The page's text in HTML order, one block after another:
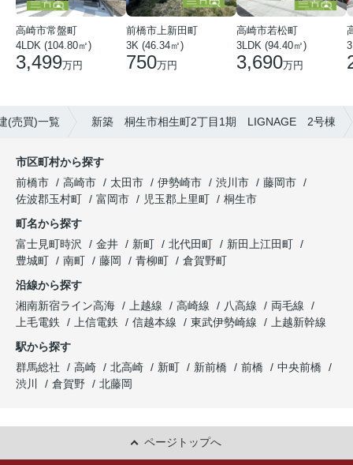
高崎市常盤町
4LDK (104.80㎡)
3,499万円
前橋市上新田町
3K (46.34㎡)
750万円
高崎市若松町
3LDK (94.40㎡)
3,690万円
(売買)一覧 新築 桐生市相生町2丁目1期 LIGNAGE 2号棟
市区町村から探す
前橋市
高崎市 太田市 伊勢崎市 渋川市
藤岡市
佐波郡玉村町
富岡市 児玉郡上里町
桐生市
町名から探す
富士見町時沢
金井 新町 北代田町
新田上江田町
豊城町
南町 藤岡 青柳町
倉賀野町
沿線から探す
湘南新宿ライン高海
上越線 高崎線 八高線
両毛線
上毛電鉄
上信電鉄 信越本線 東武伊勢崎線
上越新幹線
駅から探す
群馬総社
高崎 北高崎 新町 新前橋 前橋
中央前橋
渋川
倉賀野 北藤岡
ページトップへ